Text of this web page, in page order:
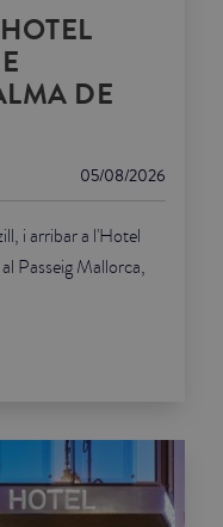
DE
05/08/2026
i arribar a l'Hotel
Passeig Mallorca,